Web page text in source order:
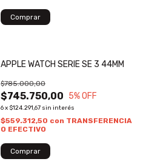
APPLE WATCH SERIE SE 3 44MM
$745.750,00
$785.000,00
5% OFF
6x $124.291,67 sin interés
$559.312,50 con TRANSFERENCIA
O EFECTIVO